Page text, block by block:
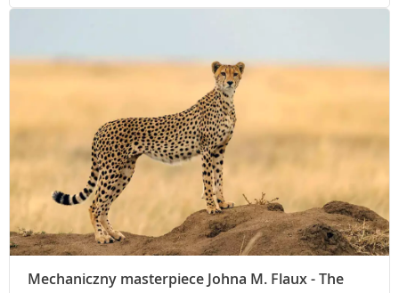
Mechaniczny masterpiece Johna M. Flaux - The